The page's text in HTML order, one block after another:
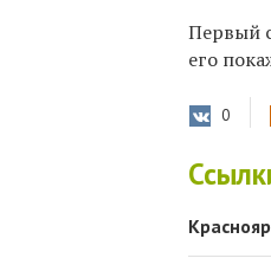
Первый
его
0